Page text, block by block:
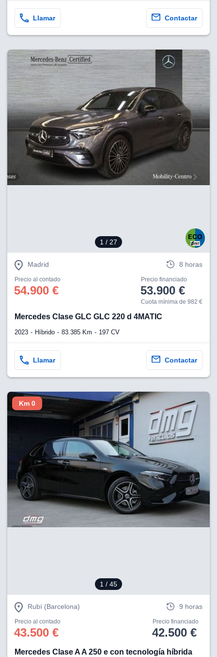
Llamar Contactar
1 / 27
Madrid 8 horas
Precio al contado
54.900 €
Precio financiado
53.900 €
Cuota mínima de 982 €
Mercedes Clase GLC GLC 220 d 4MATIC
2023 Híbrido 83.385 Km 197 CV
Llamar Contactar
1 / 45
Km 0
Rubí (Barcelona) 9 horas
Precio al contado
43.500 €
Precio financiado
42.500 €
Mercedes Clase A A 250 e con tecnología híbrida